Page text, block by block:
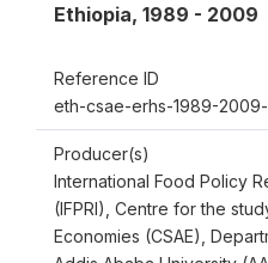
Ethiopia, 1989 - 2009
Reference ID
eth-csae-erhs-1989-2009-
Producer(s)
International Food Policy
(IFPRI), Centre for the
Economies (CSAE),